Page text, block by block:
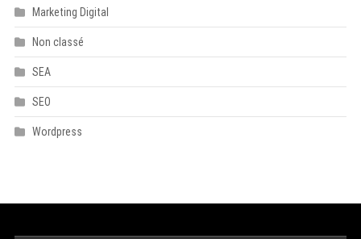
Marketing Digital
Non classé
SEA
SEO
Wordpress